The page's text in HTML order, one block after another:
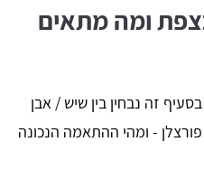
ומה מתאים
זה נבחין בין שיש / אבן
- ומהי ההתאמה הנכונה